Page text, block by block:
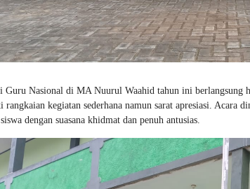
Guru Nasional di MA Nuurul Waahid tahun ini berlangsung
kegiatan sederhana namun sarat apresiasi. Acara
dengan suasana khidmat dan penuh antusias.